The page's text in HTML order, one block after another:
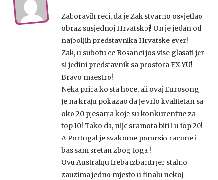
Zaboravih reci, da je Zak stvarno osvjetlao
obraz susjednoj Hrvatskoj! On je jedan od
najboljih predstavnika Hrvatske ever!
Zak, u subotu ce Bosanci jos vise glasati jer
si jedini predstavnik sa prostora EX YU!
Bravo maestro!
Neka prica ko sta hoce, ali ovaj Eurosong
je na kraju pokazao da je vrlo kvalitetan sa
oko 20 pjesama koje su konkurentne za
top 10! Tako da, nije sramota biti i u top 20!
A Portugal je svakome pomrsio racune i
bas sam sretan zbog toga !
Ovu Australiju treba izbaciti jer stalno
zauzima jedno mjesto u finalu nekoj